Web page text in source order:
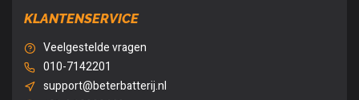
KLANTENSERVICE
Veelgestelde vragen
010-7142201
support@beterbatterij.nl